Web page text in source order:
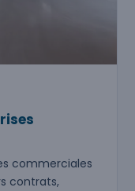
commerciales
contrats,